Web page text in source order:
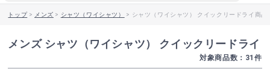
トップ> メンズ > シャツ（ワイシャツ） > シャツ（ワイシャツ） クイックリードライ商品
メンズ シャツ（ワイシャツ） クイックリードライ
対象商品数： 31 件